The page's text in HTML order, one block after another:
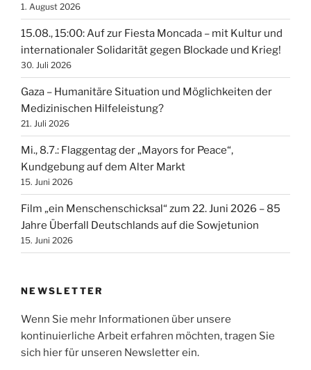
1. August 2026
15.08., 15:00: Auf zur Fiesta Moncada – mit Kultur und
internationaler Solidarität gegen Blockade und Krieg!
30. Juli 2026
Gaza – Humanitäre Situation und Möglichkeiten der
Medizinischen Hilfeleistung?
21. Juli 2026
Mi., 8.7.: Flaggentag der „Mayors for Peace“,
Kundgebung auf dem Alter Markt
15. Juni 2026
Film „ein Menschenschicksal“ zum 22. Juni 2026 – 85
Jahre Überfall Deutschlands auf die Sowjetunion
15. Juni 2026
NEWSLETTER
Wenn Sie mehr Informationen über unsere
kontinuierliche Arbeit erfahren möchten, tragen Sie
sich hier für unseren Newsletter ein.